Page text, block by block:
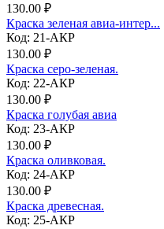
130.00 ₽
Краска зеленая авиа-интер...
Код: 21-АКР
130.00 ₽
Краска серо-зеленая.
Код: 22-АКР
130.00 ₽
Краска голубая авиа
Код: 23-АКР
130.00 ₽
Краска оливковая.
Код: 24-АКР
130.00 ₽
Краска древесная.
Код: 25-АКР